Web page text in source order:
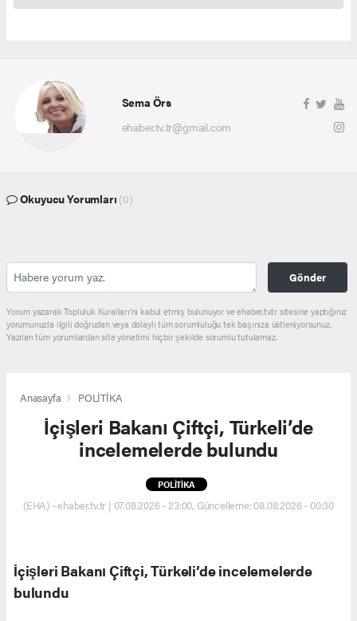
Sema Örs
ehaber.tv.tr@gmail.com
Okuyucu Yorumları (0)
Gönder
Yorum yazarak Topluluk Kuralları’nı kabul etmiş bulunuyor ve ehaber.tv.tr sitesine yaptığınız
yorumunuzla ilgili doğrudan veya dolaylı tüm sorumluluğu tek başınıza üstleniyorsunuz.
Yazılan tüm yorumlardan site yönetimi hiçbir şekilde sorumlu tutulamaz.
Anasayfa POLİTİKA
İçişleri Bakanı Çiftçi, Türkeli’de
incelemelerde bulundu
POLİTİKA
(EHA) - ehaber.tv.tr | 07.08.2026 - 23:00, Güncelleme: 08.08.2026 - 00:30
İçişleri Bakanı Çiftçi, Türkeli’de incelemelerde
bulundu